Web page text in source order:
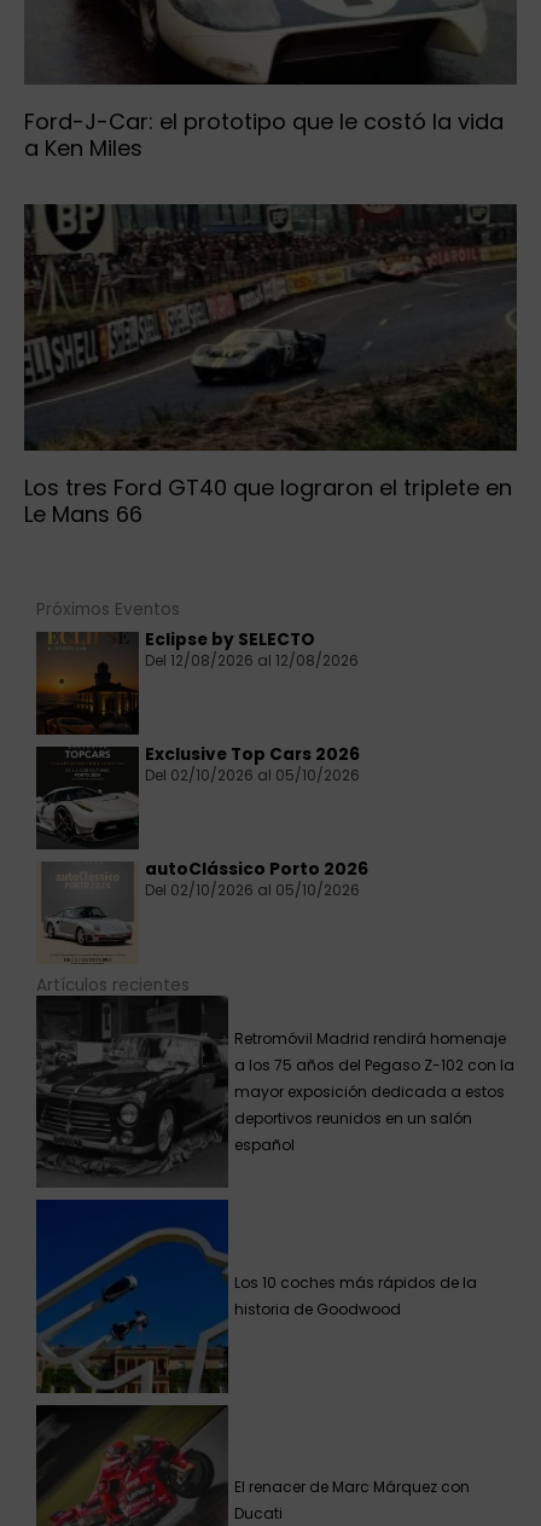
Ford-J-Car: el prototipo que le costó la vida
a Ken Miles
Los tres Ford GT40 que lograron el triplete en
Le Mans 66
Próximos Eventos
Eclipse by SELECTO
Del 12/08/2026 al 12/08/2026
Exclusive Top Cars 2026
Del 02/10/2026 al 05/10/2026
autoClássico Porto 2026
Del 02/10/2026 al 05/10/2026
Artículos recientes
Retromóvil Madrid rendirá homenaje
a los 75 años del Pegaso Z-102 con la
mayor exposición dedicada a estos
deportivos reunidos en un salón
español
Los 10 coches más rápidos de la
historia de Goodwood
El renacer de Marc Márquez con
Ducati